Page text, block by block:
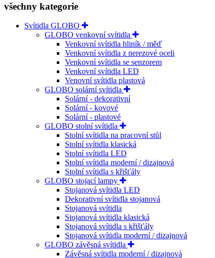
všechny kategorie
Svítidla GLOBO
GLOBO venkovní svítidla
Venkovní svítidla hliník / měď
Venkovní svítidla z nerezové oceli
Venkovní svítidla se senzorem
Venkovní svítidla LED
Venovní svítidla plastová
GLOBO solární svítidla
Solární - dekorativní
Solární - kovové
Solární - plastové
GLOBO stolní svítidla
Stolní svítidla na pracovní stůl
Stolní svítidla klasická
Stolní svítidla LED
Stolní svítidla moderní / dizajnová
Stolní svítidla s křišťály
GLOBO stojací lampy
Stojanová svítidla LED
Dekorativní svítidla stojanová
Stojanová svítidla
Stojanová svítidla klasická
Stojanová svítidla s křišťály
Stojanová svítidla moderní / dizajnová
GLOBO závěsná svítidla
Závěsná svítidla moderní / dizajnová